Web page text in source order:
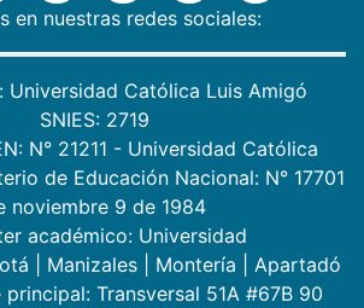
en nuestras redes sociales:
Universidad Católica Luis Amigó
SNIES: 2719
N° 21211 - Universidad Católica
de Educación Nacional: N° 17701
noviembre 9 de 1984
académico: Universidad
Manizales Montería
Apartadó
Transversal 51A #67B 90